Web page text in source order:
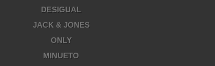
DESIGUAL
JACK & JONES
ONLY
MINUETO